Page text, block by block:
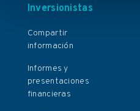
Inversionistas
Compartir
información
Informes y
presentaciones
financieras